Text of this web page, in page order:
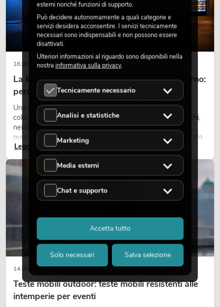
18.06.2026
La luce retrò nel design illuminotecnico moderno:
perché la luce calda torna ad avere successo
Una luce molto calda, superfici luminose visibili e accenti
colorati caratterizzano molti lighting design attuali su palchi,
nei club e negli eventi. La luce rétro non è un effetto
puramente nostalgico, ma uno strumento di design utilizzato
in modo consapevole: crea atmosfera, dona carattere alle
scene e può rendere più emozionali i setup LED tecnici.
Leggi ora
14.05.2026
Teste mobili outdoor: teste mobili resistenti alle
intemperie per eventi
LUCE
esterni nonché funzioni di supporto.
Può decidere autonomamente a quali categorie e
servizi desidera acconsentire. I servizi tecnicamente
necessari sono indispensabili e non possono essere
disattivati.
Ulteriori informazioni al riguardo sono disponibili nella
nostra informativa sulla privacy.
Tecnicamente necessario
Analisi e statistiche
Marketing
Media esterni
Chat e supporto
Solo necessari Salva selezione
Accetta tutto